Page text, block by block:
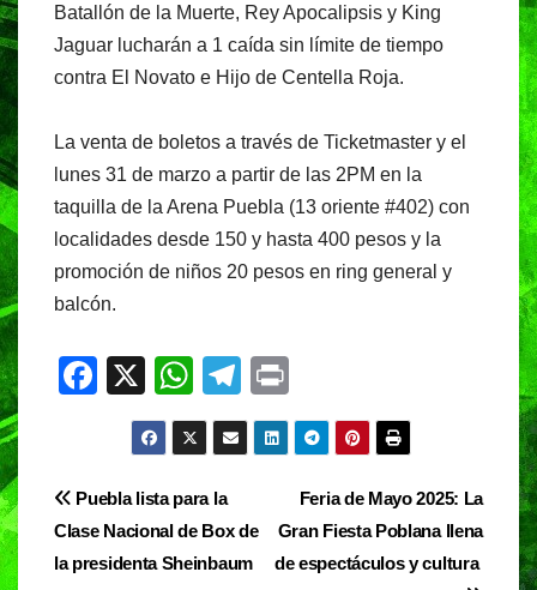
Batallón de la Muerte, Rey Apocalipsis y King
Jaguar lucharán a 1 caída sin límite de tiempo
contra El Novato e Hijo de Centella Roja.
La venta de boletos a través de Ticketmaster y el
lunes 31 de marzo a partir de las 2PM en la
taquilla de la Arena Puebla (13 oriente #402) con
localidades desde 150 y hasta 400 pesos y la
promoción de niños 20 pesos en ring general y
balcón.
F
e
b
o
X
W
h
at
s
A
p
T
el
e
a
m
in
t
Navegación
de
Feria de Mayo 2025: La
Gran Fiesta Poblana llena
de espectáculos y cultura
Puebla lista para la
Clase Nacional de Box de
la presidenta Sheinbaum